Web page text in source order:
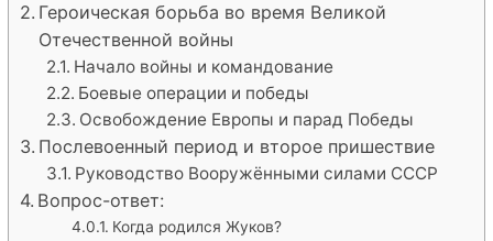
Героическая борьба во время Великой
Отечественной войны
Начало войны и командование
Боевые операции и победы
Освобождение Европы и парад Победы
Послевоенный период и второе пришествие
Руководство Вооружёнными силами СССР
Вопрос-ответ:
Когда родился Жуков?